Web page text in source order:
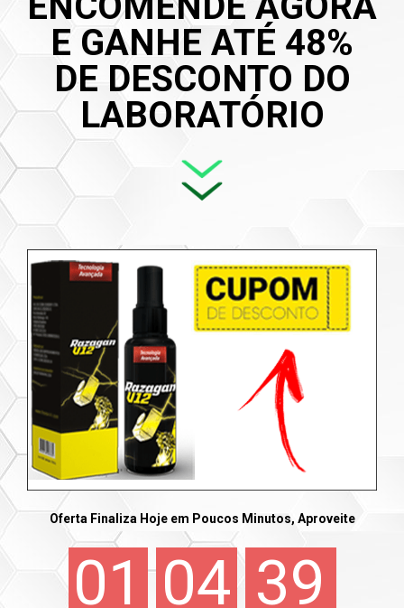
E GANHE ATÉ 48%
DE DESCONTO DO
LABORATÓRIO
Oferta Finaliza Hoje em Poucos Minutos, Aproveite
01 04 38